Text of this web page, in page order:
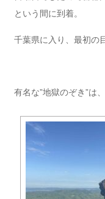
という間に到着。
千葉県に入り、最初の
有名な”地獄のぞき”は